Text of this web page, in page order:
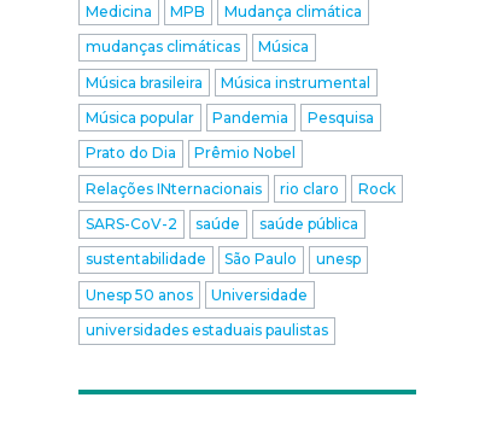
Medicina
MPB
Mudança climática
mudanças climáticas
Música
Música brasileira
Música instrumental
Música popular
Pandemia
Pesquisa
Prato do Dia
Prêmio Nobel
Relações INternacionais
rio claro
Rock
SARS-CoV-2
saúde
saúde pública
sustentabilidade
São Paulo
unesp
Unesp 50 anos
Universidade
universidades estaduais paulistas